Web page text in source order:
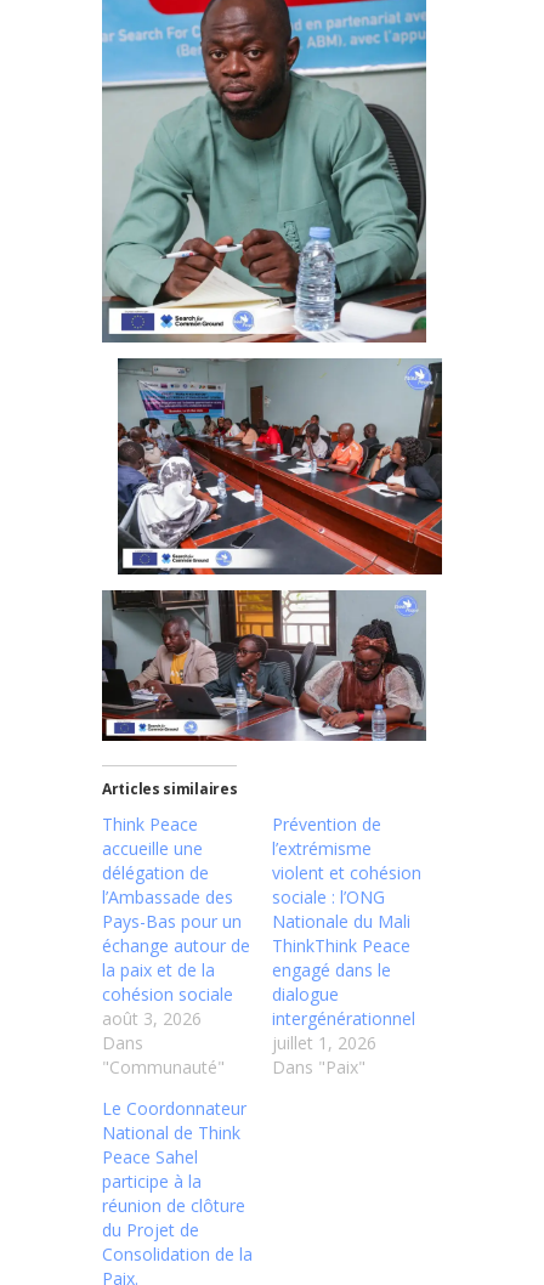
Articles similaires
Think Peace
accueille une
délégation de
l’Ambassade des
Pays-Bas pour un
échange autour de
la paix et de la
cohésion sociale
août 3, 2026
Dans
"Communauté"
Prévention de
l’extrémisme
violent et cohésion
sociale : l’ONG
Nationale du Mali
ThinkThink Peace
engagé dans le
dialogue
intergénérationnel
juillet 1, 2026
Dans "Paix"
Le Coordonnateur
National de Think
Peace Sahel
participe à la
réunion de clôture
du Projet de
Consolidation de la
Paix.